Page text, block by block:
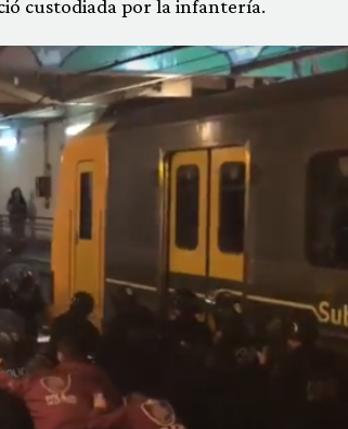
custodiada por la infantería.